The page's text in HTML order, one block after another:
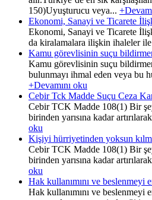
150)Uyuşturucu veya...
Ekonomi, Sanayi ve Ticarete
Ekonomi, Sanayi ve Ticarete
da kiralamalara ilişkin ihaleler ile
Kamu görevlisinin suçu
Kamu görevlisinin suçu
bulunmayı ihmal eden veya bu
+Devamını oku
Cebir Tck Madde Suçu Ceza
Cebir TCK Madde 108(1) Bir
birinden yarısına kadar
oku
Kişiyi hürriyetinden yoksun
Cebir TCK Madde 108(1) Bir
birinden yarısına kadar
oku
Hak kullanımını ve beslenmeyi
Hak kullanımını ve